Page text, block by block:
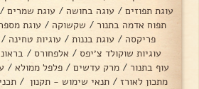
עוגת תפוזים / עוגה בחושה / עוגת שמרים /
תפוח אדמה בתנור / שקשוקה / עוגת
פריקסה / עוגת בננות / עוגיות טחינה /
עוגיות שוקולד צ׳יפס / אלפחורס /
עוף בתנור / מרק עדשים / פלפל ממולא /
מתכון לאורז / תנאי שימוש - תקנון /